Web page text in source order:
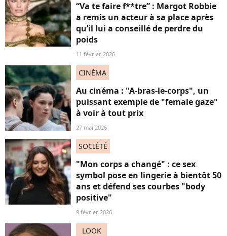
“Va te faire f**tre” : Margot Robbie
a remis un acteur à sa place après
qu’il lui a conseillé de perdre du
poids
11 février 2026
CINÉMA
Au cinéma : "A-bras-le-corps", un
puissant exemple de "female gaze"
à voir à tout prix
27 mai 2026
SOCIÉTÉ
"Mon corps a changé" : ce sex
symbol pose en lingerie à bientôt 50
ans et défend ses courbes "body
positive"
9 février 2026
LOOK